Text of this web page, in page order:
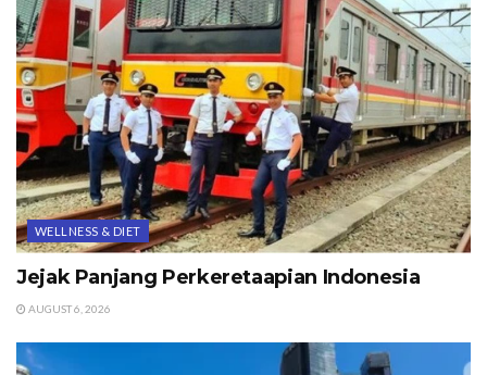
WELLNESS & DIET
Jejak Panjang Perkeretaapian Indonesia
AUGUST 6, 2026